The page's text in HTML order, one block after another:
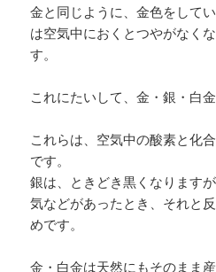
金と同じように、金色をして
は空気中におくとつやがなく
す。
これにたいして、金・銀・白
これらは、空気中の酸素と化
です。
銀は、ときどき黒くなります
気などがあったとき、それと
めです。
金・白金は天然にもそのまま産